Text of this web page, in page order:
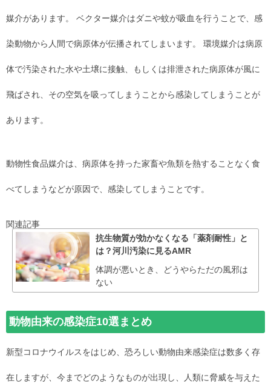
媒介があります。 ベクター媒介はダニや蚊が吸血を行うことで、感
染動物から人間で病原体が伝播されてしまいます。 環境媒介は病原
体で汚染された水や土壌に接触、もしくは排泄された病原体が風に
飛ばされ、その空気を吸ってしまうことから感染してしまうことが
あります。
動物性食品媒介は、病原体を持った家畜や魚類を熱することなく食
べてしまうなどが原因で、感染してしまうことです。
関連記事
抗生物質が効かなくなる「薬剤耐性」と
は？河川汚染に見るAMR
体調が悪いとき、どうやらただの風邪は
ない
動物由来の感染症10選まとめ
新型コロナウイルスをはじめ、恐ろしい動物由来感染症は数多く存
在しますが、今までどのようなものが出現し、人類に脅威を与えた